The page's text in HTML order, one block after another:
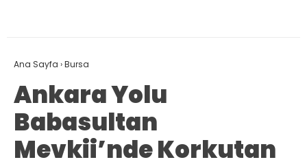
Ana Sayfa ›Bursa
Ankara Yolu
Babasultan
Mevkii’nde Korkutan